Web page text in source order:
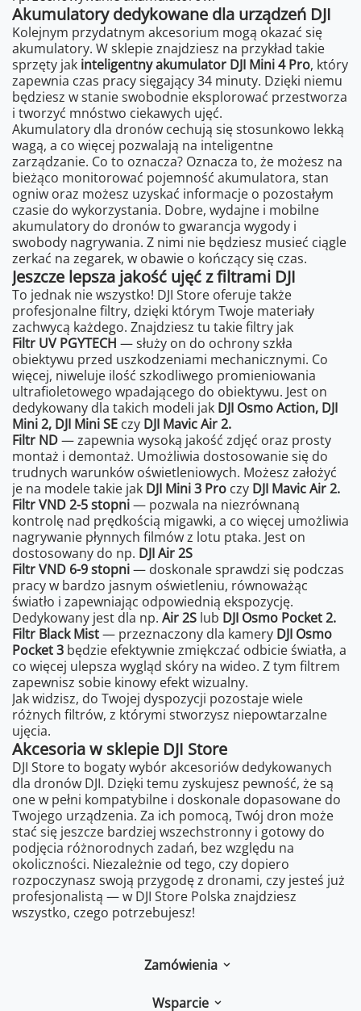
Akumulatory dedykowane dla urządzeń DJI
Kolejnym przydatnym akcesorium mogą okazać się
akumulatory. W sklepie znajdziesz na przykład takie
sprzęty jak inteligentny akumulator DJI Mini 4 Pro, który
zapewnia czas pracy sięgający 34 minuty. Dzięki niemu
będziesz w stanie swobodnie eksplorować przestworza
i tworzyć mnóstwo ciekawych ujęć.
Akumulatory dla dronów cechują się stosunkowo lekką
wagą, a co więcej pozwalają na inteligentne
zarządzanie. Co to oznacza? Oznacza to, że możesz na
bieżąco monitorować pojemność akumulatora, stan
ogniw oraz możesz uzyskać informacje o pozostałym
czasie do wykorzystania. Dobre, wydajne i mobilne
akumulatory do dronów to gwarancja wygody i
swobody nagrywania. Z nimi nie będziesz musieć ciągle
zerkać na zegarek, w obawie o kończący się czas.
Jeszcze lepsza jakość ujęć z filtrami DJI
To jednak nie wszystko! DJI Store oferuje także
profesjonalne filtry, dzięki którym Twoje materiały
zachwycą każdego. Znajdziesz tu takie filtry jak
Filtr UV PGYTECH — służy on do ochrony szkła
obiektywu przed uszkodzeniami mechanicznymi. Co
więcej, niweluje ilość szkodliwego promieniowania
ultrafioletowego wpadającego do obiektywu. Jest on
dedykowany dla takich modeli jak DJI Osmo Action, DJI
Mini 2, DJI Mini SE czy DJI Mavic Air 2.
Filtr ND— zapewnia wysoką jakość zdjęć oraz prosty
montaż i demontaż. Umożliwia dostosowanie się do
trudnych warunków oświetleniowych. Możesz założyć
je na modele takie jak DJI Mini 3 Pro czy DJI Mavic Air 2.
Filtr VND 2-5 stopni— pozwala na niezrównaną
kontrolę nad prędkością migawki, a co więcej umożliwia
nagrywanie płynnych filmów z lotu ptaka. Jest on
dostosowany do np. DJI Air 2S
Filtr VND 6-9 stopni— doskonale sprawdzi się podczas
pracy w bardzo jasnym oświetleniu, równoważąc
światło i zapewniając odpowiednią ekspozycję.
Dedykowany jest dla np. Air 2S lub DJI Osmo Pocket 2.
Filtr Black Mist— przeznaczony dla kamery DJI Osmo
Pocket 3 będzie efektywnie zmiękczać odbicie światła, a
co więcej ulepsza wygląd skóry na wideo. Z tym filtrem
zapewnisz sobie kinowy efekt wizualny.
Jak widzisz, do Twojej dyspozycji pozostaje wiele
różnych filtrów, z którymi stworzysz niepowtarzalne
ujęcia.
Akcesoria w sklepie DJI Store
DJI Store to bogaty wybór akcesoriów dedykowanych
dla dronów DJI. Dzięki temu zyskujesz pewność, że są
one w pełni kompatybilne i doskonale dopasowane do
Twojego urządzenia. Za ich pomocą, Twój dron może
stać się jeszcze bardziej wszechstronny i gotowy do
podjęcia różnorodnych zadań, bez względu na
okoliczności. Niezależnie od tego, czy dopiero
rozpoczynasz swoją przygodę z dronami, czy jesteś już
profesjonalistą — w DJI Store Polska znajdziesz
wszystko, czego potrzebujesz!
Zamówienia
Wsparcie